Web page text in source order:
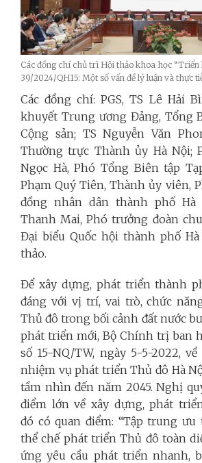
Các đồng chí chủ trì Hội thảo khoa học
39/2024/QH15: Một số vấn đề lý luận và thực
Các đồng chí: PGS, TS Lê Hải
khuyết Trung ương Đảng, Tổng
Cộng sản; TS Nguyễn Văn
Thường trực Thành ủy Hà Nội;
Ngọc Hà, Phó Tổng Biên tập
Phạm Quý Tiên, Thành ủy viên,
đồng nhân dân thành phố Hà
Thanh Mai, Phó trưởng đoàn
Đại biểu Quốc hội thành phố
thảo.
Để xây dựng, phát triển thành
đáng với vị trí, vai trò, chức
Thủ đô trong bối cảnh đất nước
phát triển mới, Bộ Chính trị ban
số 15-NQ/TW, ngày 5-5-2022,
nhiệm vụ phát triển Thủ đô Hà
tầm nhìn đến năm 2045. Nghị
điểm lớn về xây dựng, phát
đó có quan điểm: “Tập trung
thể chế phát triển Thủ đô toàn
ứng yêu cầu phát triển nhanh,